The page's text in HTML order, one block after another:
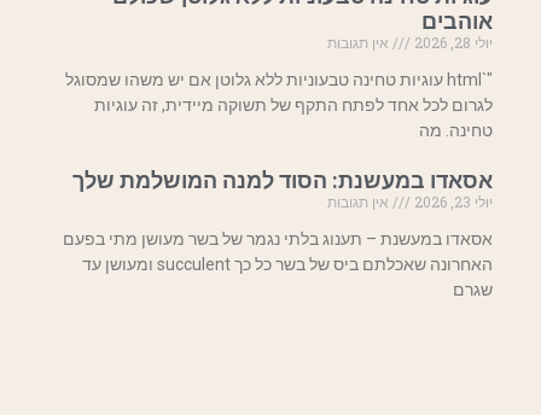
אוהבים
יולי 28, 2026
אין תגובות
"`html עוגיות טחינה טבעוניות ללא גלוטן אם יש משהו שמסוגל
לגרום לכל אחד לפתח התקף של תשוקה מיידית, זה עוגיות
טחינה. מה
אסאדו במעשנת: הסוד למנה המושלמת שלך
יולי 23, 2026
אין תגובות
אסאדו במעשנת – תענוג בלתי נגמר של בשר מעושן מתי בפעם
האחרונה שאכלתם ביס של בשר כל כך succulent ומעושן עד
שגרם